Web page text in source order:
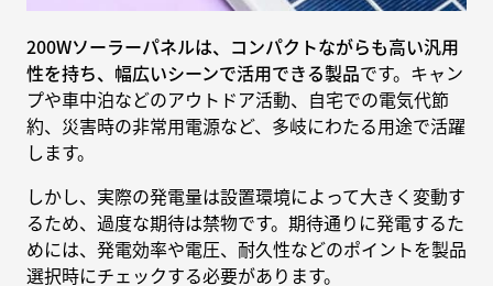
200Wソーラーパネルは、コンパクトながらも高い汎用
性を持ち、幅広いシーンで活用できる製品です。キャン
プや車中泊などのアウトドア活動、自宅での電気代節
約、災害時の非常用電源など、多岐にわたる用途で活躍
します。
しかし、実際の発電量は設置環境によって大きく変動す
るため、過度な期待は禁物です。期待通りに発電するた
めには、発電効率や電圧、耐久性などのポイントを製品
選択時にチェックする必要があります。